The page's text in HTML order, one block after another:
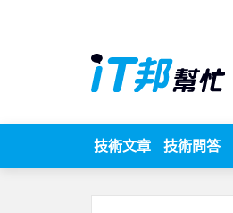
技術文章 技術問答